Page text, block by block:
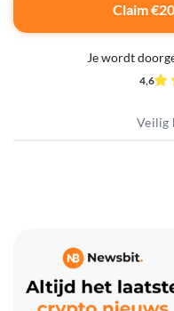
Claim
Je wordt
4,6
Veilig